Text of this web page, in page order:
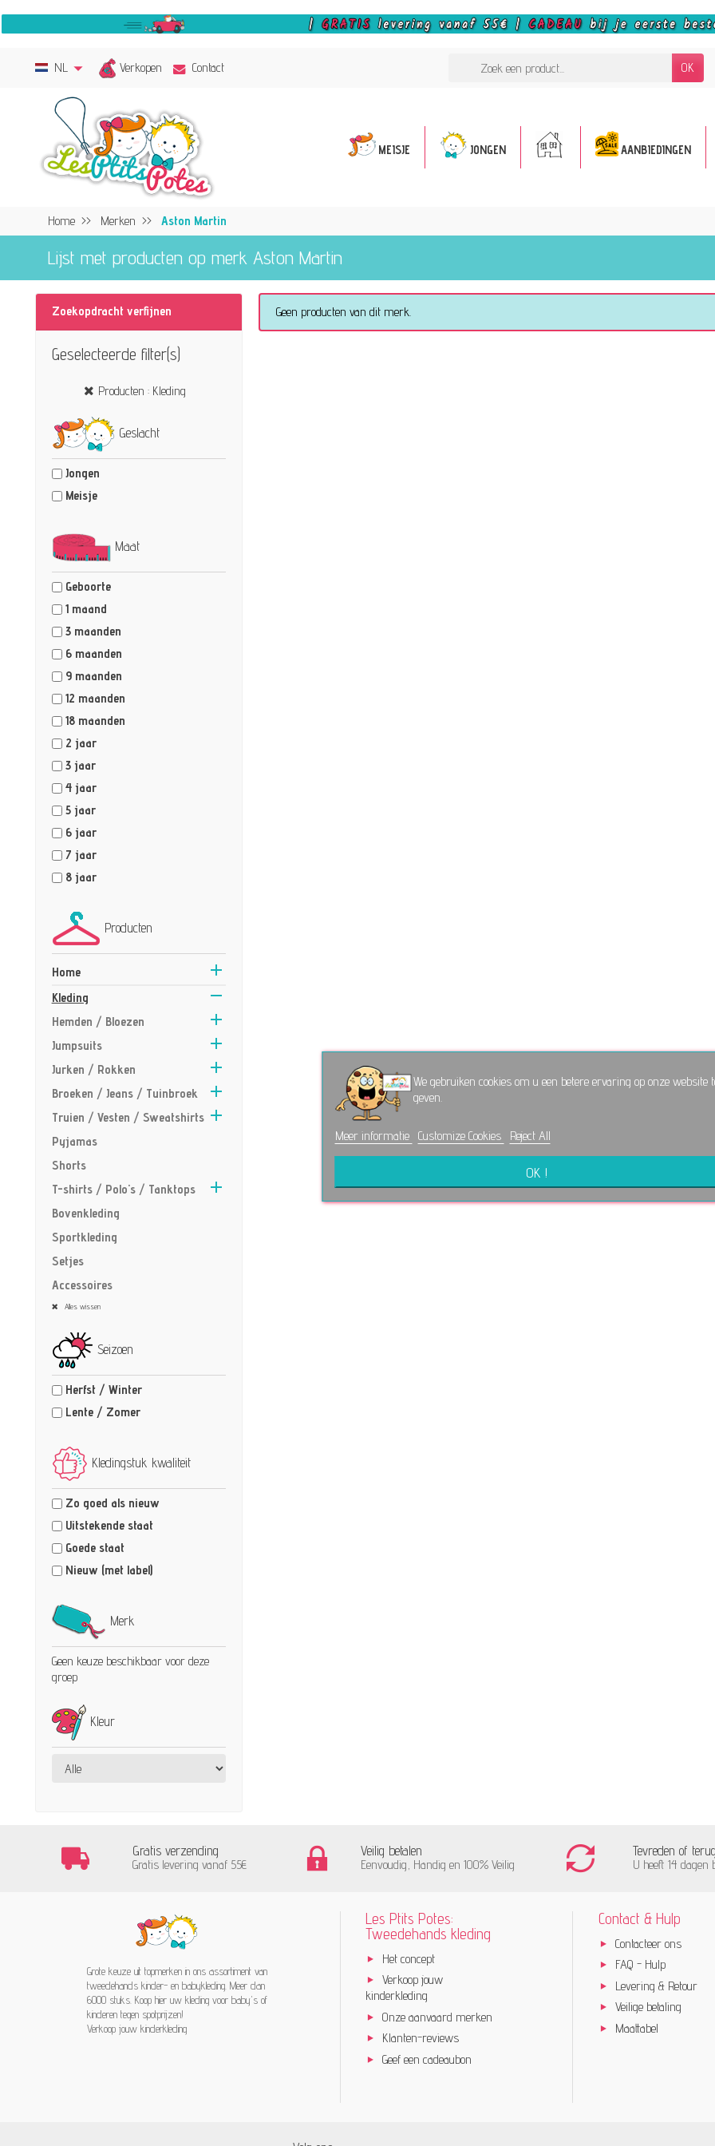
NL Verkopen Contact OK
MEISJE JONGEN AANBIEDINGEN
Home Merken Aston Martin
Lijst met producten op merk Aston Martin
Zoekopdracht verfijnen
Geselecteerde filter(s)
Producten : Kleding
Geslacht
Jongen
Meisje
Maat
Geboorte
1 maand
3 maanden
6 maanden
9 maanden
12 maanden
18 maanden
2 jaar
3 jaar
4 jaar
5 jaar
6 jaar
7 jaar
8 jaar
Producten

Home

Kleding

Hemden / Bloezen

Jumpsuits

Jurken / Rokken

Broeken / Jeans / Tuinbroek

Truien / Vesten / Sweatshirts
Pyjamas
Shorts

T-shirts / Polo's / Tanktops
Bovenkleding
Sportkleding
Setjes
Accessoires
Alles wissen
Seizoen
Herfst / Winter
Lente / Zomer
Kledingstuk kwaliteit
Zo goed als nieuw
Uitstekende staat
Goede staat
Nieuw (met label)
Merk
Geen keuze beschikbaar voor deze
groep
Kleur
Geen producten van dit merk.
Gratis verzending
Gratis levering vanaf 55€
Veilig betalen
Eenvoudig, Handig en 100% Veilig
Tevreden of
U heeft 14 dagen
Grote keuze uit topmerken in ons assortiment van
tweedehands kinder- en babykleding. Meer dan
6000 stuks. Koop hier uw kleding voor baby's of
kinderen tegen spotprijzen!
Verkoop jouw kinderkleding
Les Ptits Potes:
Tweedehands kleding
Het concept
Verkoop jouw
kinderkleding
Onze aanvaard merken
Klanten-reviews
Geef een cadeaubon
Contact & Hulp
Contacteer ons
FAQ - Hulp
Levering & Retour
Veilige betaling
Maattabel
We gebruiken cookies om u een betere ervaring op onze website
geven.
Meer informatie Customize Cookies Reject All
OK !